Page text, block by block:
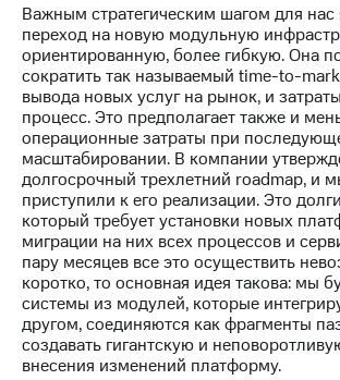
Описание
Еврооблигации-2023
Уведомление
о
погашении
именных
облигаций
Другое
Регистратор
Реквизиты
Контакты
развитие
деловая этика
На главную
Важным стратегическим шагом для нас
переход на новую модульную
ориентированную, более гибкую. Она
сократить так называемый time-to-
вывода новых услуг на рынок, и
процесс. Это предполагает также и
операционные затраты при
масштабировании. В компании
долгосрочный трехлетний roadmap, и
приступили к его реализации. Это
который требует установки новых
миграции на них всех процессов и
пару месяцев все это осуществить
коротко, то основная идея такова: мы
системы из модулей, которые
другом, соединяются как фрагменты
создавать гигантскую и
внесения изменений платформу.